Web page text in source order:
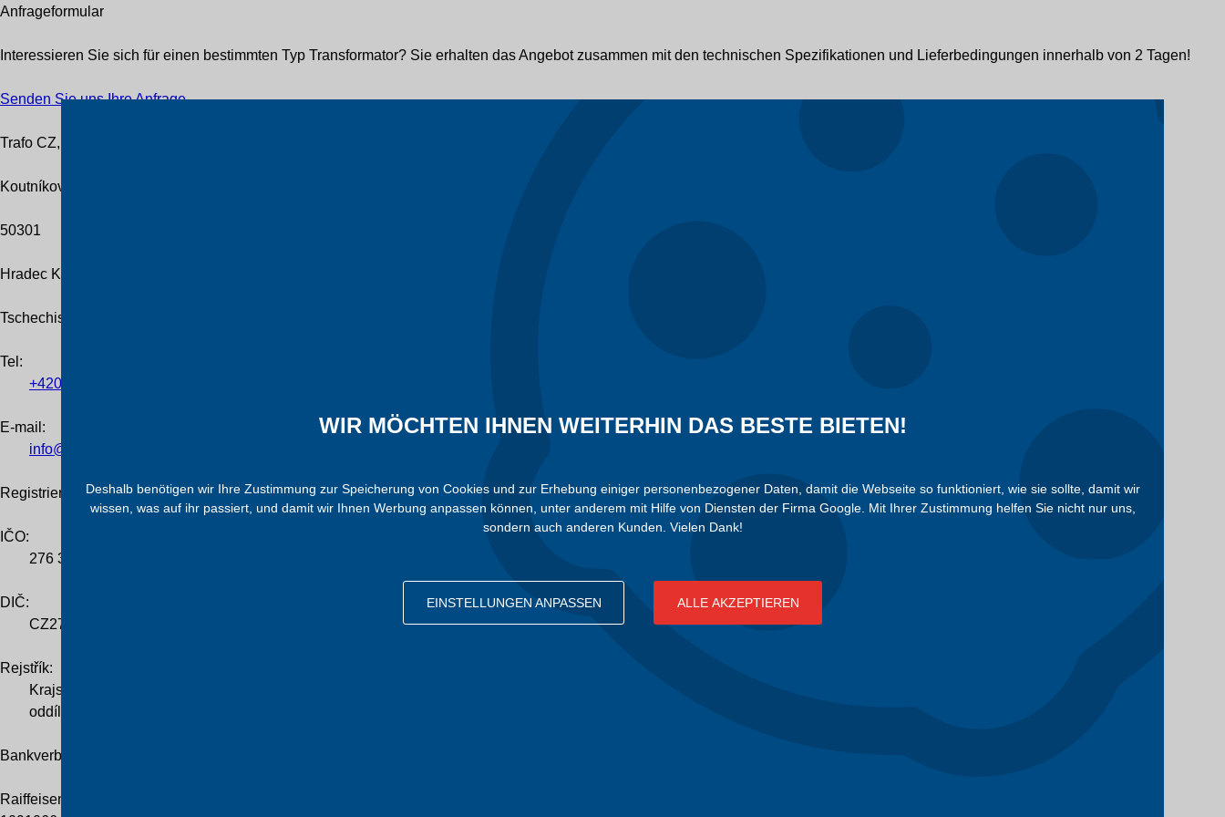
Anfrageformular
Interessieren Sie sich für einen bestimmten Typ Transformator? Sie erhalten das Angebot zusammen mit den technischen Spezifikationen und Lieferbedingungen innerhalb von 2 Tagen!
Senden Sie uns Ihre Anfrage
Trafo CZ, a.s.
Koutníkova 208/12
50301
Hradec Králové
Tschechische Republik
Tel :
+420
E-mail:
info@trafocz.de
Registrierung des Unternehmens
IČO:
276 36 224
DIČ:
CZ276 36 224
Rejstřík:
Krajský soud v Hradci Králové
oddíl B, vložka 2838
Bankverbindung
Raiffeisenbank Praha
WIR MÖCHTEN IHNEN WEITERHIN DAS BESTE BIETEN!
Deshalb benötigen wir Ihre Zustimmung zur Speicherung von Cookies und zur Erhebung einiger personenbezogener Daten, damit die Webseite so funktioniert, wie sie sollte, damit wir
wissen, was auf ihr passiert, und damit wir Ihnen Werbung anpassen können, unter anderem mit Hilfe von Diensten der Firma Google. Mit Ihrer Zustimmung helfen Sie nicht nur uns,
sondern auch anderen Kunden. Vielen Dank!
EINSTELLUNGEN ANPASSEN ALLE AKZEPTIEREN